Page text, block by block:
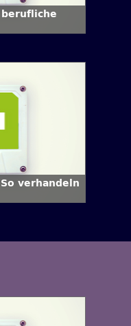
verhandeln